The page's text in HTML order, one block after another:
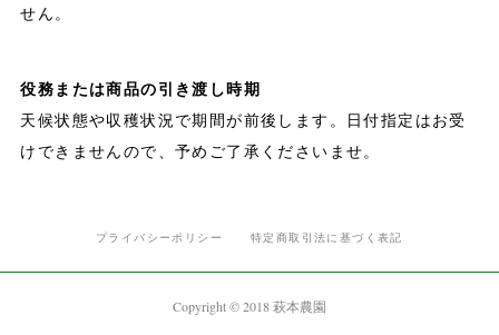
せん。
役務または商品の引き渡し時期
天候状態や収穫状況で期間が前後します。日付指定はお受
けできませんので、予めご了承くださいませ。
プライバシーポリシー 特定商取引法に基づく表記
Copyright © 2018 萩本農園